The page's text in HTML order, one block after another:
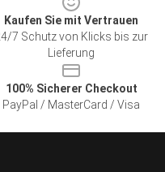
Kaufen Sie mit Vertrauen
7 Schutz von Klicks bis zur
Lieferung
100% Sicherer Checkout
PayPal / MasterCard / Visa